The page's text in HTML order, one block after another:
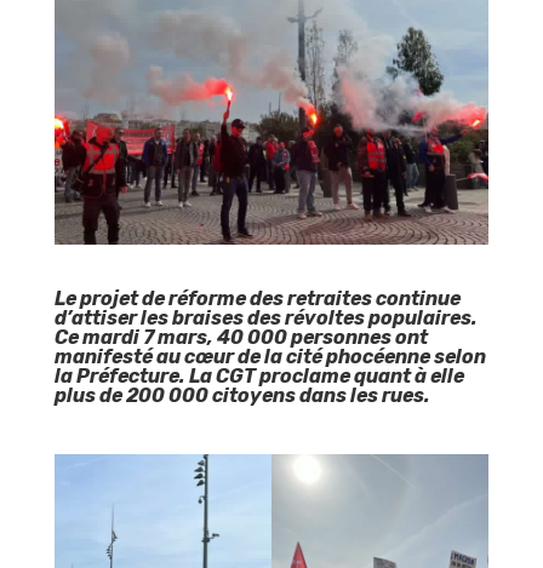
Le projet de réforme des retraites continue
d’attiser les braises des révoltes populaires.
Ce mardi 7 mars, 40 000 personnes ont
manifesté au cœur de la citéphocéenne selon
la Préfecture. La CGT proclame quant à elle
plus de 200 000 citoyens dans les rues.